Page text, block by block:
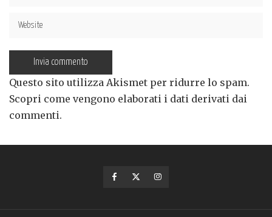
Questo sito utilizza Akismet per ridurre lo spam.
Scopri come vengono elaborati i dati derivati dai
commenti.